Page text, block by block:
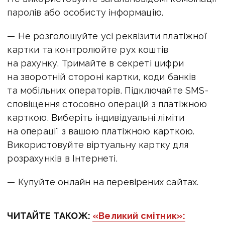
паролів або особисту інформацію.
— Не розголошуйте усі реквізити платіжної
картки та контролюйте рух коштів
на рахунку. Тримайте в секреті цифри
на зворотній стороні картки, коди банків
та мобільних операторів. Підключайте SMS-
сповіщення стосовно операцій з платіжною
карткою. Виберіть iндивiдуальнi лiмiти
на операції з вашою платіжною карткою.
Використовуйте віртуальну картку для
розрахунків в Інтернеті.
— Купуйте онлайн на перевірених сайтах.
ЧИТАЙТЕ ТАКОЖ: «Великий смітник»: